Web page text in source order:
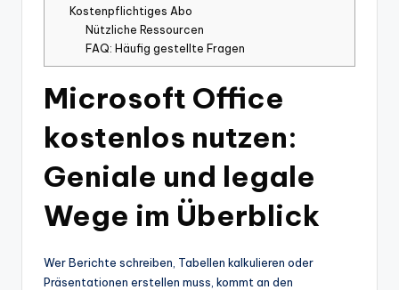
Kostenpflichtiges Abo
Nützliche Ressourcen
FAQ: Häufig gestellte Fragen
Microsoft Office
kostenlos nutzen:
Geniale und legale
Wege im Überblick
Wer Berichte schreiben, Tabellen kalkulieren oder
Präsentationen erstellen muss, kommt an den